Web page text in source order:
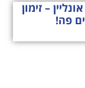
– זימון
פה!